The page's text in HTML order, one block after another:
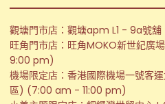
觀塘門市店：觀塘apm L1 - 9a號
旺角門市店：旺角MOKO新世紀
9:00 pm)
機場限定店：香港國際機場一號客
區) (7:00 am - 11:00 pm)